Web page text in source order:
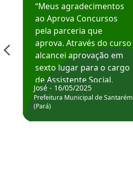
“Meus agradecimentos
ao Aprova Concursos
pela parceria que
aprova. Através do curso
alcancei aprovação em
sexto lugar para o cargo
de Assistente Social.
Hoje estou atuando na
Prefeitura de Santarém.
José - 16/05/2025
Prefeitura Municipal de Santarém
(Pará)